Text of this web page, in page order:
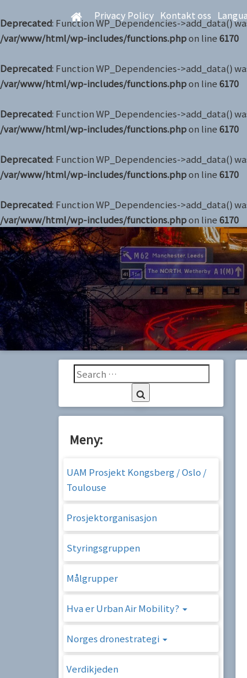
Deprecated: Function WP_Dependencies->add_data()
/var/www/html/wp-includes/functions.phpon line6170
Deprecated: Function WP_Dependencies->add_data()
/var/www/html/wp-includes/functions.phpon line6170
Deprecated: Function WP_Dependencies->add_data()
/var/www/html/wp-includes/functions.phpon line6170
Deprecated: Function WP_Dependencies->add_data()
/var/www/html/wp-includes/functions.phpon line6170
Deprecated: Function WP_Dependencies->add_data()
/var/www/html/wp-includes/functions.phpon line6170
Skip
to
main
content
Privacy Policy Kontakt oss
Meny:
UAM Prosjekt Kongsberg / Oslo /
Toulouse
Prosjektorganisasjon
Styringsgruppen
Målgrupper
Hva er Urban Air Mobility?
Norges dronestrategi
Verdikjeden